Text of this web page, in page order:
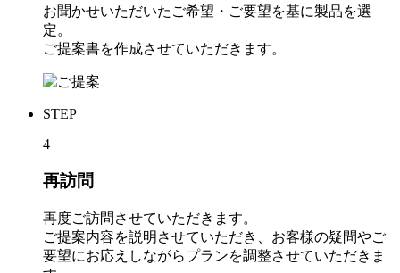
お聞かせいただいたご希望・ご要望を基に製品を選
定。
ご提案書を作成させていただきます。
STEP
4
再訪問
再度ご訪問させていただきます。
ご提案内容を説明させていただき、お客様の疑問やご
要望にお応えしながらプランを調整させていただきま